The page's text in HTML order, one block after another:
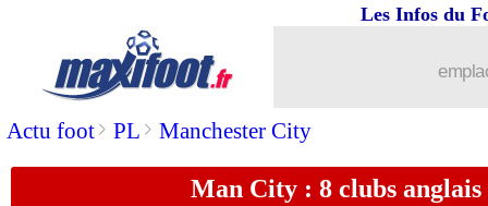
Actu foot> PL > Manchester City
Les Infos du
Man City : 8 clubs
Coronavirus
25/03 Coronavirus
25/03 Arsenal: Fabregas n'en pouvait plus...